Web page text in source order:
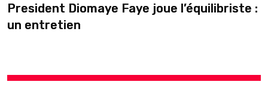
President Diomaye Faye joue l’équilibriste :
un entretien